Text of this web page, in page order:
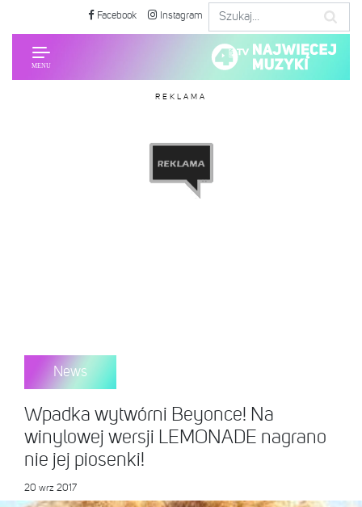
Facebook Instagram
REKLAMA
News
Wpadka wytwórni Beyonce! Na
winylowej wersji LEMONADE nagrano
nie jej piosenki!
20 wrz 2017